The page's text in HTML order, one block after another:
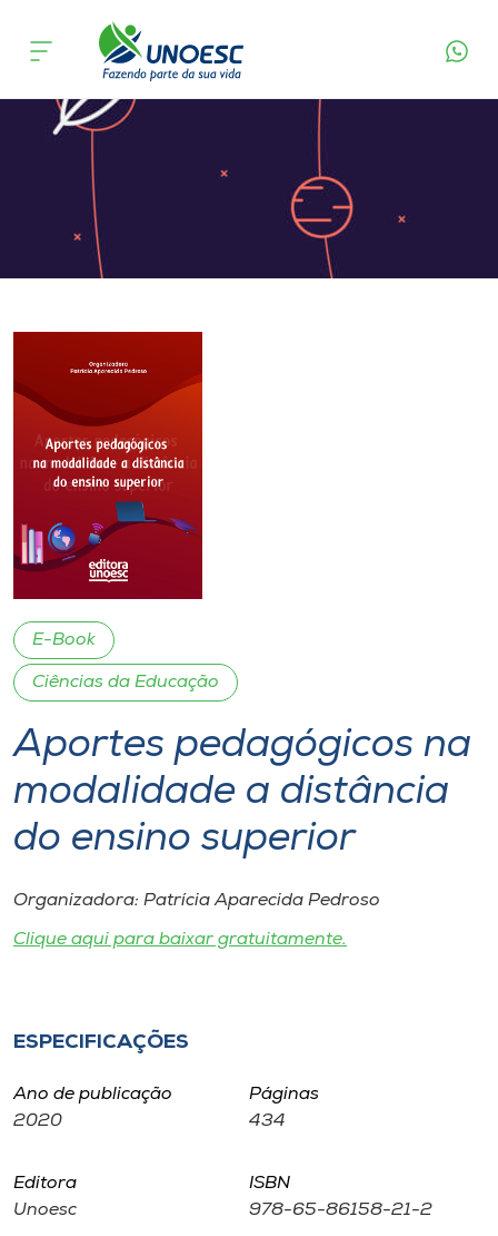
Cursos
Onde estamos
Atendimento ao Estudante
A
Unoesc
Internacionalização
I.nova
Cultura
CPA
Rádio
Store
Selecione
E-Book
Ciências da Educação
Aportes pedagógicos na
modalidade a distância
do ensino superior
Organizadora: Patrícia Aparecida Pedroso
Clique aqui para baixar gratuitamente.
ESPECIFICAÇÕES
Ano de publicação
2020
Páginas
434
Editora
Unoesc
ISBN
978-65-86158-21-2